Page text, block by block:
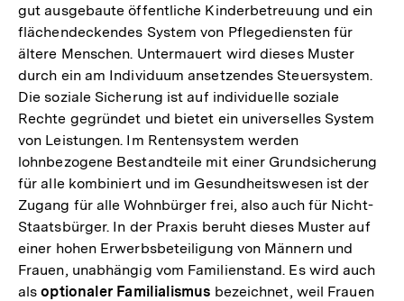
gut ausgebaute öffentliche Kinderbetreuung und ein
flächendeckendes System von Pflegediensten für
ältere Menschen. Untermauert wird dieses Muster
durch ein am Individuum ansetzendes Steuersystem.
Die soziale Sicherung ist auf individuelle soziale
Rechte gegründet und bietet ein universelles System
von Leistungen. Im Rentensystem werden
lohnbezogene Bestandteile mit einer Grundsicherung
für alle kombiniert und im Gesundheitswesen ist der
Zugang für alle Wohnbürger frei, also auch für Nicht-
Staatsbürger. In der Praxis beruht dieses Muster auf
einer hohen Erwerbsbeteiligung von Männern und
Frauen, unabhängig vom Familienstand. Es wird auch
alsoptionaler Familialismus bezeichnet, weil Frauen